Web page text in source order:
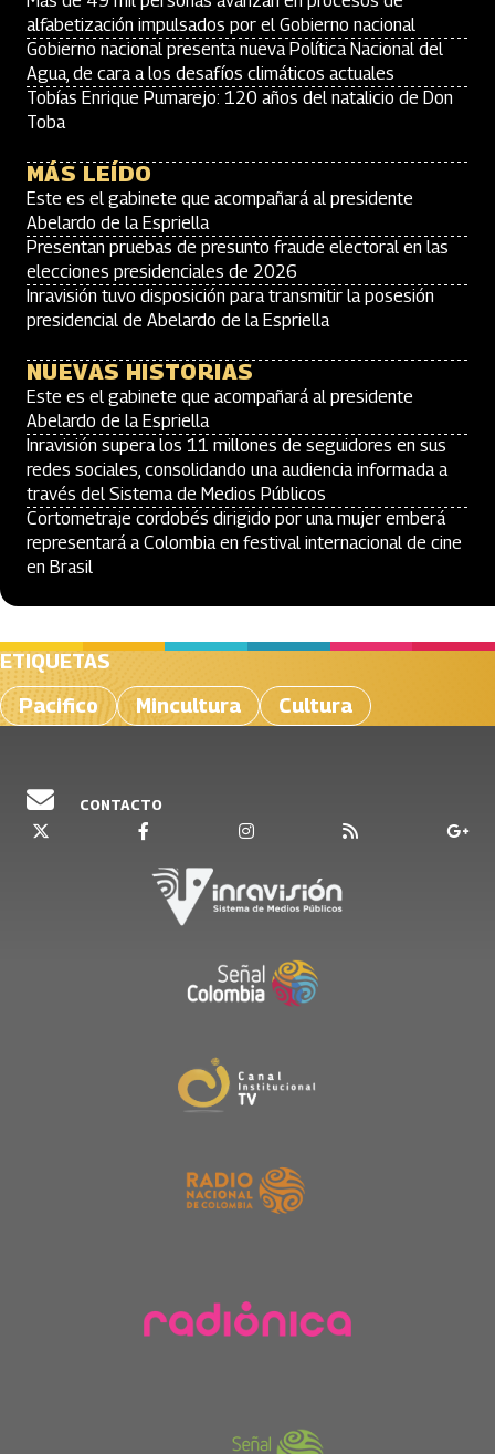
alfabetización impulsados por el Gobierno nacional
Gobierno nacional presenta nueva Política Nacional del
Agua, de cara a los desafíos climáticos actuales
Tobías Enrique Pumarejo: 120 años del natalicio de Don
Toba
MÁS LEÍDO
Este es el gabinete que acompañará al presidente
Abelardo de la Espriella
Presentan pruebas de presunto fraude electoral en las
elecciones presidenciales de 2026
Inravisión tuvo disposición para transmitir la posesión
presidencial de Abelardo de la Espriella
NUEVAS HISTORIAS
Este es el gabinete que acompañará al presidente
Abelardo de la Espriella
Inravisión supera los 11 millones de seguidores en sus
redes sociales, consolidando una audiencia informada a
través del Sistema de Medios Públicos
Cortometraje cordobés dirigido por una mujer emberá
representará a Colombia en festival internacional de cine
en Brasil
ETIQUETAS
Pacifico
Mincultura Cultura
CONTACTO